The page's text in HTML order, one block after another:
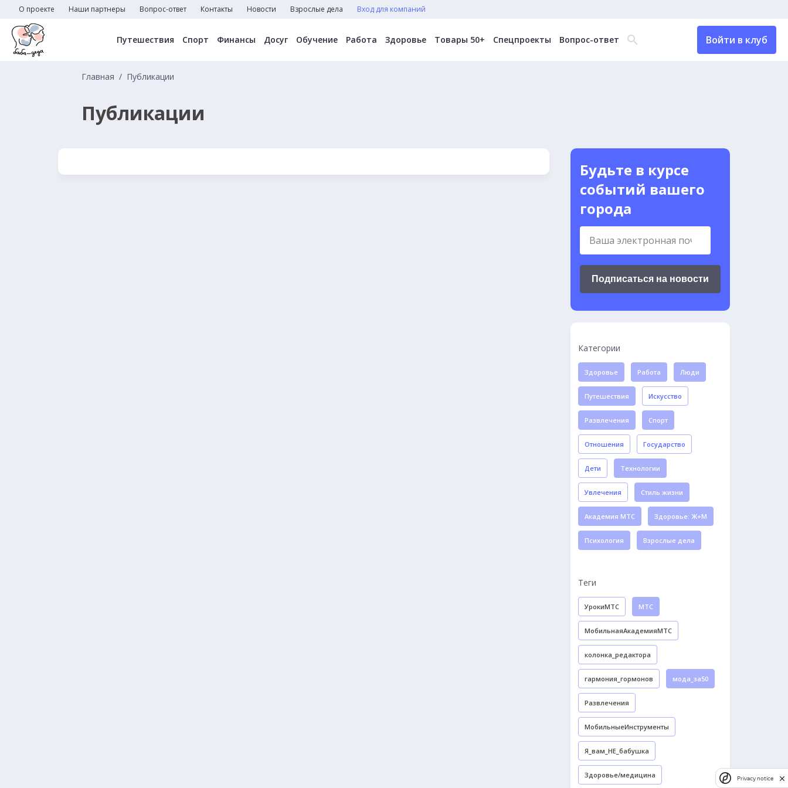
О проекте Наши партнеры Вопрос-ответ Контакты Новости Взрослые дела Вход для компаний
Путешествия Спорт Финансы Досуг Обучение Работа Здоровье Товары 50+ Спецпроекты Вопрос-ответ Войти в клуб
Главная Публикации
Публикации
Будьте в курсе
событий вашего
города
Подписаться на новости
Категории
Здоровье Работа Люди
Путешествия Искусство
Развлечения Спорт
Отношения Государство
Дети Технологии
Увлечения Стиль жизни
Академия МТС Здоровье: Ж+М
Психология Взрослые дела
Теги
УрокиМТС МТС
МобильнаяАкадемияМТС
колонка_редактора
гармония_гормонов мода_за50
Развлечения
МобильныеИнструменты
Я_вам_НЕ_бабушка
Здоровье/медицина Privacy notice